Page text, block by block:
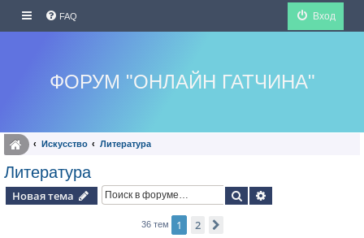
FAQ Вход
ФОРУМ "ОНЛАЙН ГАТЧИНА"
Искуcство Литература
Литература
Новая тема Поиск
36 тем 1 2